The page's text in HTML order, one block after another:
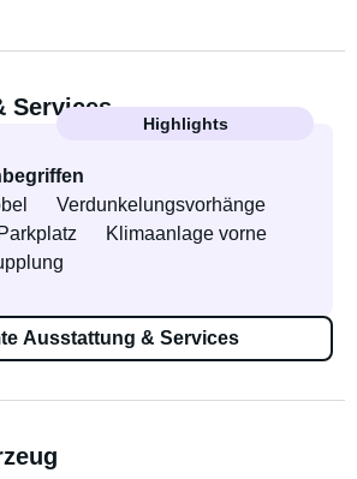
Services
Highlights
Verdunkelungsvorhänge
Parkplatz
Klimaanlage vorne
Ausstattung & Services